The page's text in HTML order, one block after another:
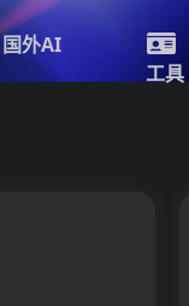
国外AI
工具